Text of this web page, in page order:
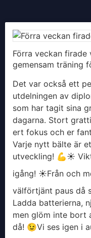
Förra veckan
gemensam träning
Det var också ett
utdelningen av
som har tagit sina
dagarna. Stort
ert fokus och er
Varje nytt bälte är
utveckling! 💪​☀️
igång! ☀️​Från och
välförtjänt paus då
Ladda batterierna,
men glöm inte bort
då! 😉​Vi ses igen i